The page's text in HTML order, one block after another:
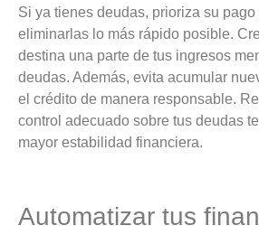
Si ya tienes deudas, prioriza su pago
eliminarlas lo más rápido posible.
destina una parte de tus ingresos
deudas. Además, evita acumular
el crédito de manera responsable.
control adecuado sobre tus deudas
mayor estabilidad financiera.
Automatizar tus